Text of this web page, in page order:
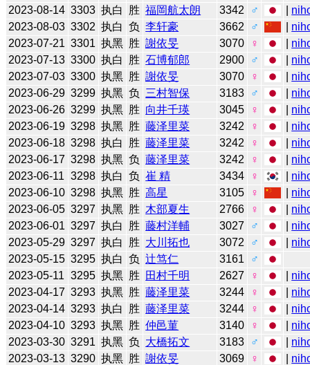
2023-08-14 3303 执白 胜 福岡航太朗 3342 ♂
2023-08-03 3302 执白 负 李轩豪 3662 ♂
2023-07-21 3301 执黑 胜 謝依旻 3070 ♀
2023-07-13 3300 执白 胜 石博郁郎 2900 ♂
2023-07-03 3300 执黑 胜 謝依旻 3070 ♀
2023-06-29 3299 执黑 负 三村智保 3183 ♂
2023-06-26 3299 执黑 胜 向井千瑛 3045 ♀
2023-06-19 3298 执黑 胜 藤泽里菜 3242 ♀
2023-06-18 3298 执白 胜 藤泽里菜 3242 ♀
2023-06-17 3298 执黑 负 藤泽里菜 3242 ♀
2023-06-11 3298 执白 负 崔 精 3434 ♀
2023-06-10 3298 执黑 胜 高星 3105 ♀
2023-06-05 3297 执黑 胜 木部夏生 2766 ♀
2023-06-01 3297 执白 胜 藤村洋輔 3027 ♂
2023-05-29 3297 执白 胜 大川拓也 3072 ♂
2023-05-15 3295 执白 负 辻笃仁 3161
♂
2023-05-11 3295 执黑 胜 田村千明 2627 ♀
2023-04-17 3293 执黑 胜 藤泽里菜 3244 ♀
2023-04-14 3293 执白 胜 藤泽里菜 3244 ♀
2023-04-10 3293 执黑 胜 仲邑菫 3140 ♀
2023-03-30 3291 执黑 负 大橋拓文 3183 ♂
2023-03-13 3290 执黑 胜 謝依旻 3069 ♀